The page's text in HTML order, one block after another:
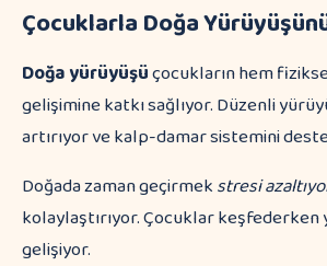
Çocuklarla Doğa
Doğa yürüyüşüçocukların hem
gelişimine katkı sağlıyor. Düzenli
artırıyor ve kalp-damar sistemini
Doğada zaman geçirmekstresi
kolaylaştırıyor. Çocuklar keşfederken
gelişiyor.